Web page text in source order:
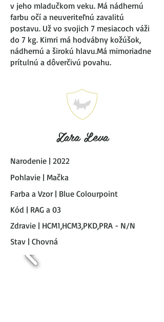
v jeho mladučkom veku. Má nádhernú
farbu očí a neuveriteľnú zavalitú
postavu. Už vo svojich 7 mesiacoch váži
do 7 kg. Kimri má hodvábny kožúšok,
nádhernú a širokú hlavu.Má mimoriadne
prítulnú a dôverčivú povahu.
Zara Leva
Narodenie | 2022
Pohlavie | Mačka
Farba a Vzor | Blue Colourpoint
Kód | RAG a 03
Zdravie | HCM1,HCM3,PKD,PRA - N/N
Stav | Chovná